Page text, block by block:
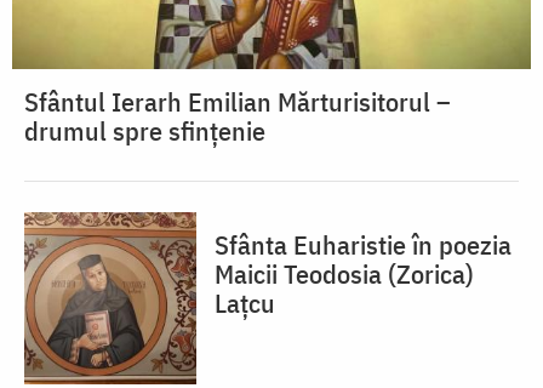
Sfântul Ierarh Emilian Mărturisitorul –
drumul spre sfințenie
Sfânta Euharistie în poezia
Maicii Teodosia (Zorica)
Lațcu